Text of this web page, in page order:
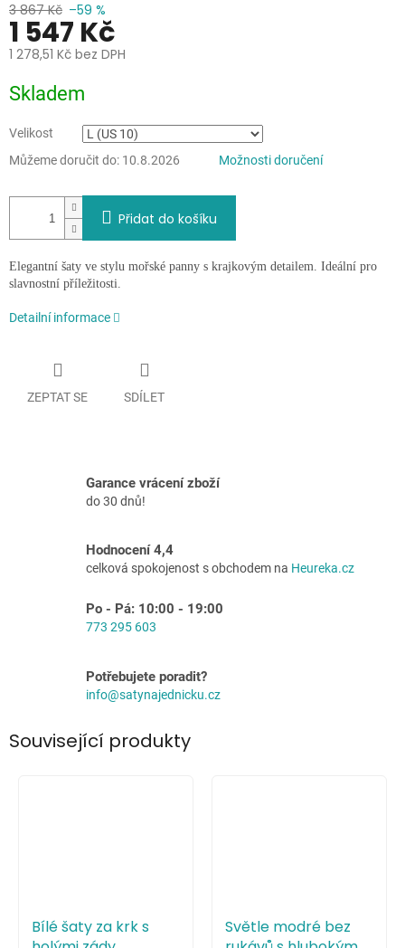
3 867 Kč –59 %
1 547 Kč
1 278,51 Kč bez DPH
cena:
Skladem
Velikost
Můžeme doručit do: 10.8.2026 Možnosti doručení
Přidat do košíku
Elegantní šaty ve stylu mořské panny s krajkovým detailem. Ideální pro
slavnostní příležitosti.
Detailní informace
ZEPTAT SE SDÍLET
Garance vrácení zboží
do 30 dnů!
Hodnocení 4,4
celková spokojenost s obchodem na Heureka.cz
Po - Pá: 10:00 - 19:00
773 295 603
Potřebujete poradit?
info@satynajednicku.cz
Související produkty
Bílé šaty za krk s
Světle modré bez